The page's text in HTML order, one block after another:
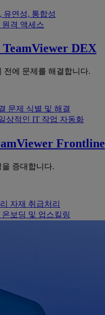
유연성, 통합성
원격 액세스
TeamViewer DEX
전에 문제를 해결합니다.
문제 식별 및 해결
상적인 IT 작업 자동화
Frontline
증대합니다.
자재 취급처리
온보딩 및 업스킬링